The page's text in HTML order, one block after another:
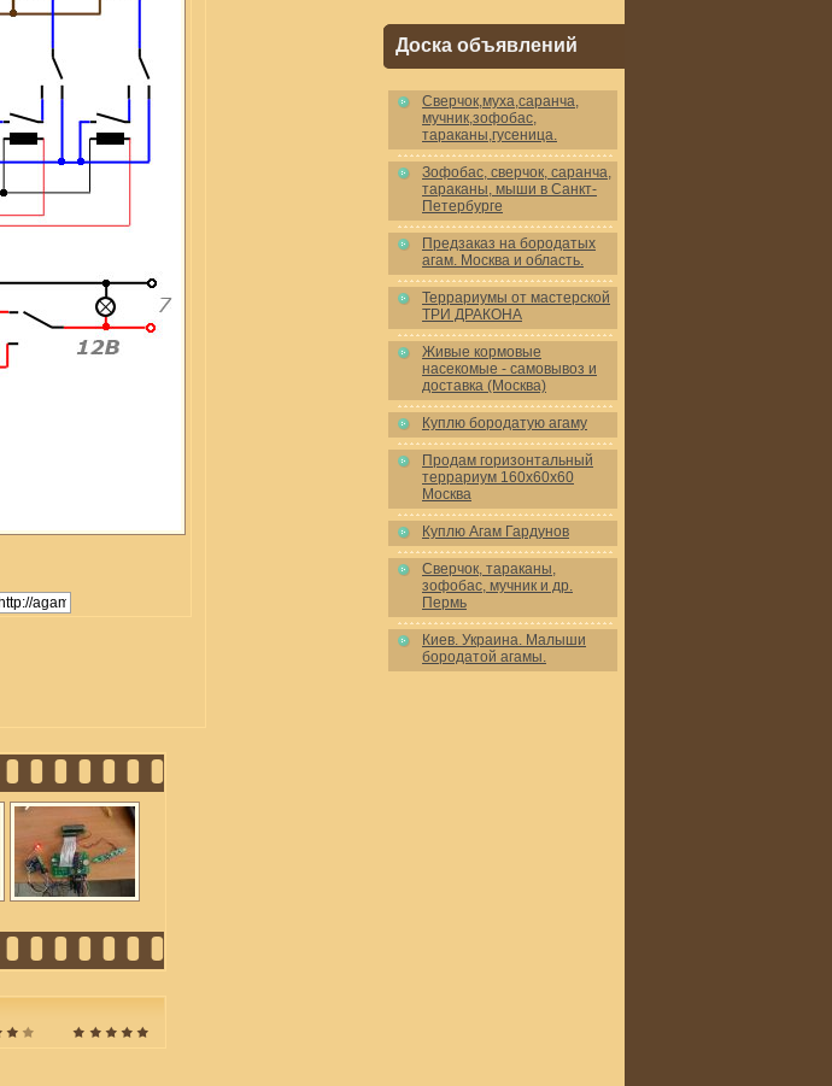
Доска объявлений
Cверчок,муха,саранча,
мучник,зофобас,
тараканы,гусеница.
Зофобас, сверчок, саранча,
тараканы, мыши в Санкт-
Петербурге
Предзаказ на бородатых
агам. Москва и область.
Террариумы от мастерской
ТРИ ДРАКОНА
Живые кормовые
насекомые - самовывоз и
доставка (Москва)
Куплю бородатую агаму
Продам горизонтальный
террариум 160x60x60
Москва
Куплю Агам Гардунов
Сверчок, тараканы,
зофобас, мучник и др.
Пермь
Киев. Украина. Малыши
бородатой агамы.